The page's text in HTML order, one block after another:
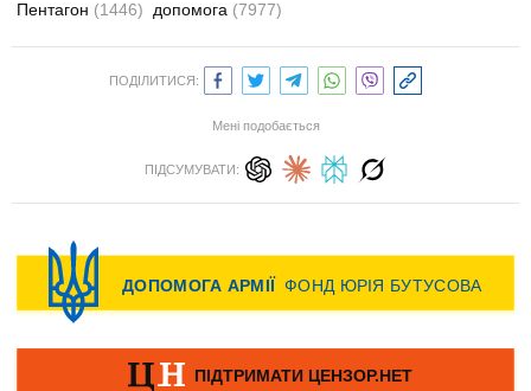
Пентагон (1446) допомога (7977)
ПОДІЛИТИСЯ:
Мені подобається
ПІДСУМУВАТИ: